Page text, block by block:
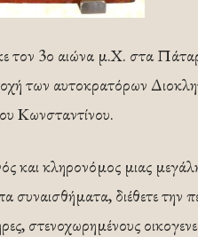
τον 3ο αιώνα μ.Χ. στα
των αυτοκρατόρων
Κωνσταντίνου.
και κληρονόμος μιας
διέθετε την
στενοχωρημένους